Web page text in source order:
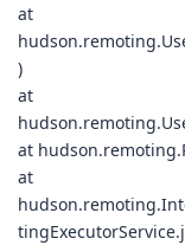
at
)
at
at
at